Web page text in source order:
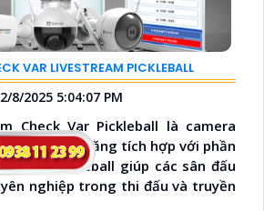
VAR LIVESTREAM PICKLEBALL
8/2025 5:04:07 PM
Check Var Pickleball là camera
có khả năng tích hợp với phần
var ckleball giúp các sân đấu
nghiệp trong thi đấu và truyền